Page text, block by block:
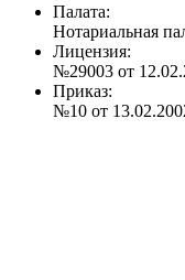
Палата:
Нотариальная
Лицензия:
№29003 от
Приказ:
№10 от